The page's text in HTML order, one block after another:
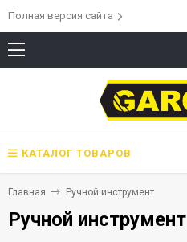
Полная версия сайта
КАТАЛОГ ТОВАРОВ
Главная Ручной инструмент
Ручной инструмент